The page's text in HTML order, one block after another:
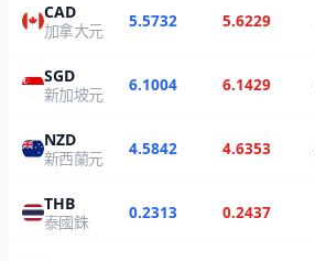
CAD
加拿大元
5.5732 5.6229
SGD
新加坡元
6.1004 6.1429
NZD
新西蘭元
4.5842 4.6353
THB
泰國銖
0.2313 0.2437